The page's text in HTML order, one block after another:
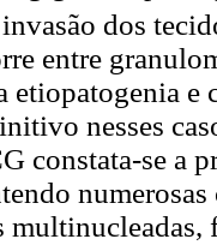
dos
entre
etiopatogenia
nesses
constata-se a
multinucleadas,